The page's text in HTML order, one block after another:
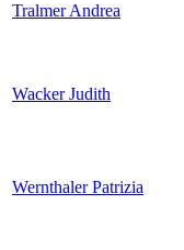
Tralmer Andrea
Wacker Judith
Wernthaler Patrizia